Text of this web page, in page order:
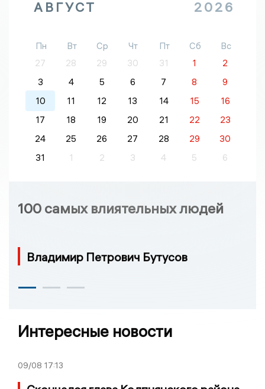
АВГУСТ 2026
Пн Вт Ср Чт Пт Сб
Вс
27
28 29 30 31 1
2
3
4 5 6 7 8
9
10
11 12 13 14 15
16
17
18 19 20 21 22
23
24
25 26 27 28 29
30
31
1 2 3 4 5 6
100 самых влиятельных людей
Владимир Петрович Бутусов
Интересные новости
09/08 17:13